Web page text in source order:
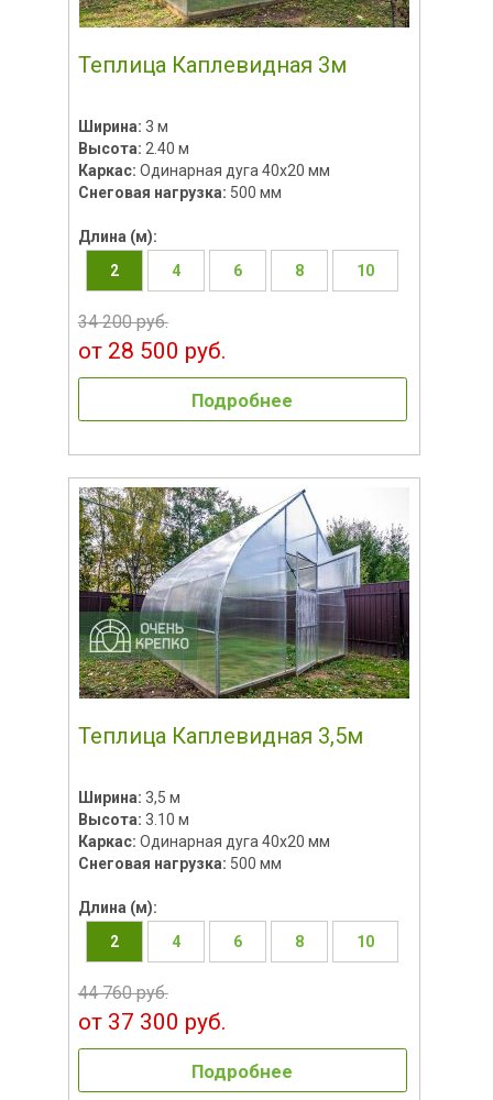
Теплица Каплевидная 3м
Ширина: 3 м
Высота: 2.40 м
Каркас: Одинарная дуга 40х20 мм
Снеговая нагрузка: 500 мм
Длина (м):
2
4 6 8 10
34 200 руб.
от 28 500 руб.
Подробнее
Теплица Каплевидная 3,5м
Ширина: 3,5 м
Высота: 3.10 м
Каркас: Одинарная дуга 40х20 мм
Снеговая нагрузка: 500 мм
Длина (м):
2
4 6 8 10
44 760 руб.
от 37 300 руб.
Подробнее